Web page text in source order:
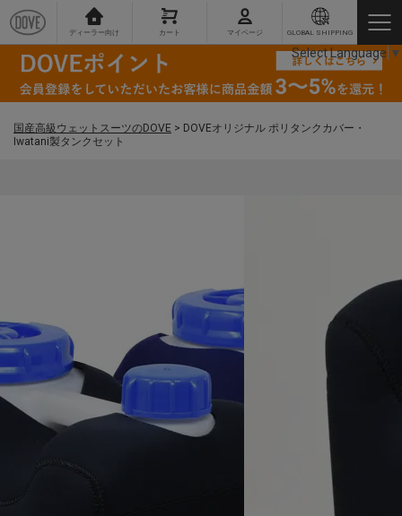
ディーラー向け カート マイページ GLOBAL SHIPPING
国産高級ウェットスーツのDOVE > DOVEオリジナル ポリタンクカバー・
Iwatani製タンクセット
Select Language ▼